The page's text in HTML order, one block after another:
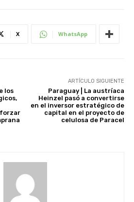
X WhatsApp
los
ARTÍCULO SIGUIENTE
Paraguay | La austríaca
Heinzel pasó a convertirse
en el inversor estratégico de
capital en el proyecto de
celulosa de Paracel